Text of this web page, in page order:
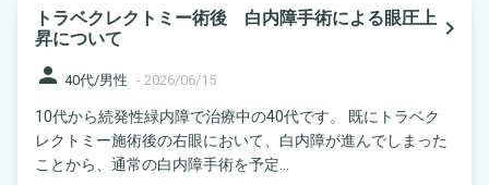
トラベクレクトミー術後 白内障手術による眼圧上
昇について
navigate_next
person 40代/男性 - 2026/06/15
10代から続発性緑内障で治療中の40代です。 既にトラベク
レクトミー施術後の右眼において、白内障が進んでしまった
ことから、通常の白内障手術を予定...